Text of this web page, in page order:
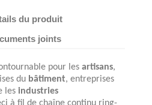
du produit
joints
pour les artisans,
du bâtiment, entreprises
les industries